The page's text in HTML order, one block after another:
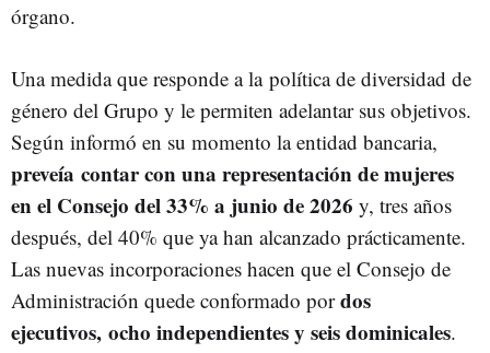
órgano.
Una medida que responde a la política de diversidad de
género del Grupo y le permiten adelantar sus objetivos.
Según informó en su momento la entidad bancaria,
preveía contar con una representación de mujeres
en el Consejo del 33% a junio de 2026 y, tres años
después, del 40% que ya han alcanzado prácticamente.
Las nuevas incorporaciones hacen que el Consejo de
Administración quede conformado pordos
ejecutivos, ocho independientes y seis dominicales.